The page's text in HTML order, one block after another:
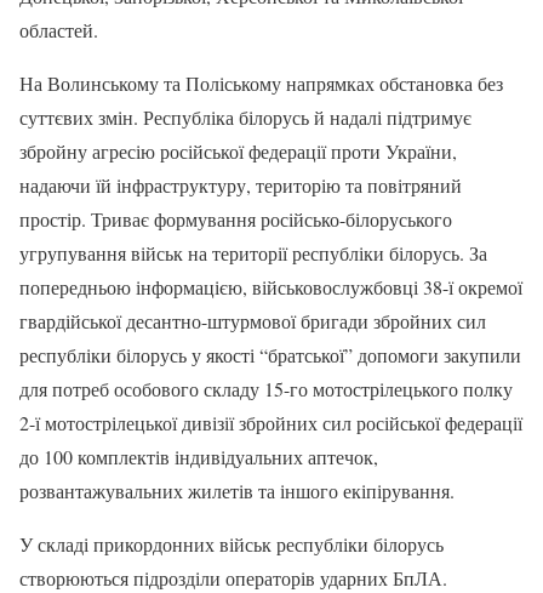
областей.
На Волинському та Поліському напрямках обстановка без
суттєвих змін. Республіка білорусь й надалі підтримує
збройну агресію російської федерації проти України,
надаючи їй інфраструктуру, територію та повітряний
простір. Триває формування російсько-білоруського
угрупування військ на території республіки білорусь. За
попередньою інформацією, військовослужбовці 38-ї окремої
гвардійської десантно-штурмової бригади збройних сил
республіки білорусь у якості “братської” допомоги закупили
для потреб особового складу 15-го мотострілецького полку
2-ї мотострілецької дивізії збройних сил російської федерації
до 100 комплектів індивідуальних аптечок,
розвантажувальних жилетів та іншого екіпірування.
У складі прикордонних військ республіки білорусь
створюються підрозділи операторів ударних БпЛА.